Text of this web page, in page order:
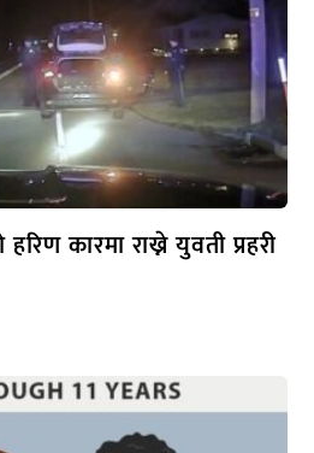
कारमा राख्ने युवती प्रहरी